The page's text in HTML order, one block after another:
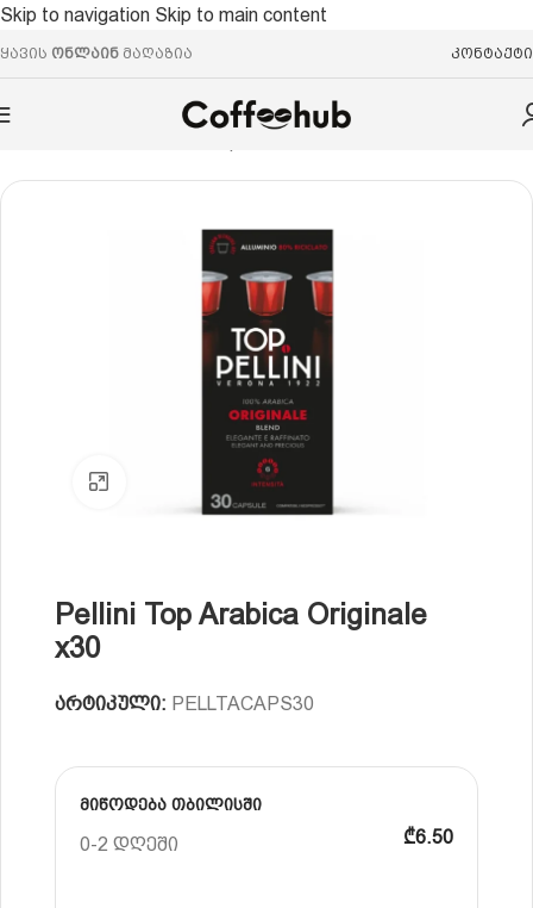
Skip to navigation Skip to main content
ყავის ონლაინ მაღაზია კონტაქტი
Pellini Top Arabica Originale
x30
არტიკული: PELLTACAPS30
მიწოდება თბილისში
0-2 დღეში ₾6.50